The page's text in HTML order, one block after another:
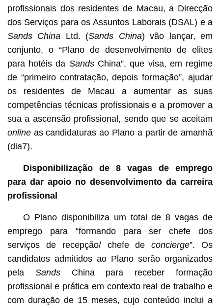
profissionais dos residentes de Macau, a Direcção
dos Serviços para os Assuntos Laborais (DSAL) e a
Sands China Ltd. (Sands China) vão lançar, em
conjunto, o “Plano de desenvolvimento de elites
para hotéis da Sands China”, que visa, em regime
de “primeiro contratação, depois formação”, ajudar
os residentes de Macau a aumentar as suas
competências técnicas profissionais e a promover a
sua a ascensão profissional, sendo que se aceitam
onlineas candidaturas ao Plano a partir de amanhã
(dia7).
Disponibilização de 8 vagas de emprego
para dar apoio no desenvolvimento da carreira
profissional
O Plano disponibiliza um total de 8 vagas de
emprego para “formando para ser chefe dos
serviços de recepção/ chefe deconcierge”. Os
candidatos admitidos ao Plano serão organizados
pela Sands China para receber formação
profissional e prática em contexto real de trabalho e
com duração de 15 meses, cujo conteúdo inclui a